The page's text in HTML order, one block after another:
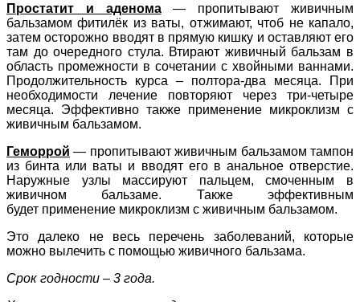
Простатит и аденома— пропитывают живичным
бальзамом фитилёк из ваты, отжимают, чтоб не капало,
затем осторожно вводят в прямую кишку и оставляют его
там до очередного стула. Втирают живичный бальзам в
область промежности в сочетании с хвойными ваннами.
Продолжительность курса – полтора-два месяца. При
необходимости лечение повторяют через три-четыре
месяца. Эффективно также применение микроклизм с
живичным бальзамом.
Геморрой — пропитывают живичным бальзамом тампон
из бинта или ваты и вводят его в анальное отверстие.
Наружные узлы массируют пальцем, смоченным в
живичном бальзаме. Также эффективным
будет применение микроклизм с живичным бальзамом.
Это далеко не весь перечень заболеваний, которые
можно вылечить с помощью живичного бальзама.
Срок годности – 3 года.